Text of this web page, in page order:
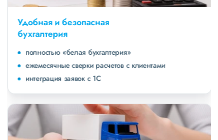
Удобная и безопасная
бухгалтерия
полностью «белая бухгалтерия»
ежемесячные сверки расчетов с клиентами
интеграция заявок с 1С